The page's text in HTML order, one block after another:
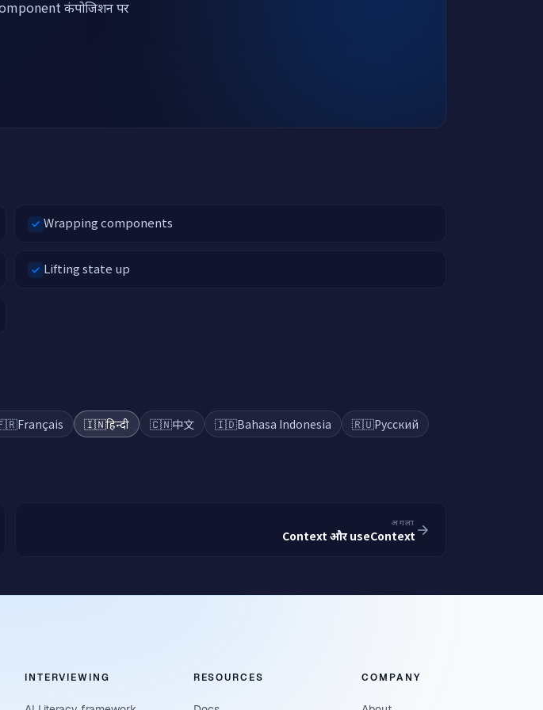
कंपोजिशन पर
Wrapping components
Lifting state up
Français 🇮🇳हिन्दी 🇨🇳中文 🇮🇩Bahasa Indonesia 🇷🇺Русский
अगला
Context और useContext
INTERVIEWING RESOURCES COMPANY